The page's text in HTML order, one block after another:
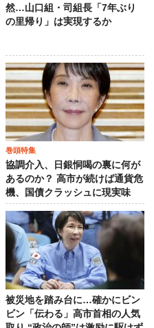
然…山口組・司組長「7年ぶり
の里帰り」は実現するか
巻頭特集
協調介入、日銀恫喝の裏に何が
あるのか？ 高市が続けば通貨危
機、国債クラッシュに現実味
被災地を踏み台に…確かにビン
ビン「伝わる」高市首相の人気